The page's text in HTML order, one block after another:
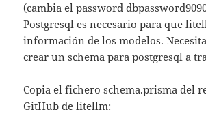
(cambia el password
Postgresql es necesario para que
información de los modelos.
crear un schema para postgresql a
Copia el fichero schema.prisma del
GitHub de litellm: